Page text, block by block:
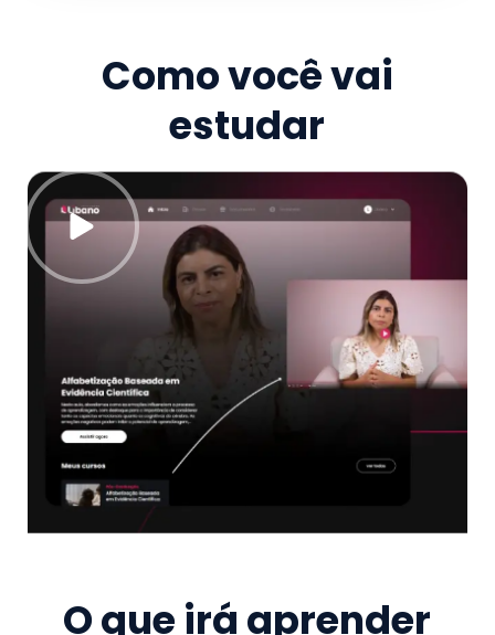
Como você vai
estudar
O que irá aprender